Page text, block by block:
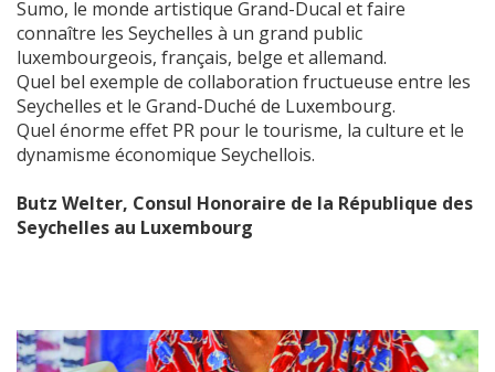
Sumo, le monde artistique Grand-Ducal et faire
connaître les Seychelles à un grand public
luxembourgeois, français, belge et allemand.
Quel bel exemple de collaboration fructueuse entre les
Seychelles et le Grand-Duché de Luxembourg.
Quel énorme effet PR pour le tourisme, la culture et le
dynamisme économique Seychellois.
Butz Welter, Consul Honoraire de la République des
Seychelles au Luxembourg